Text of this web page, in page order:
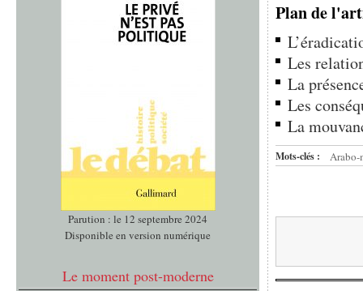
Parution : le 12 septembre 2024
Disponible en version numérique
Le moment post-moderne
Plan de
Les
La
Les
La
Mots-clés : Arabo-